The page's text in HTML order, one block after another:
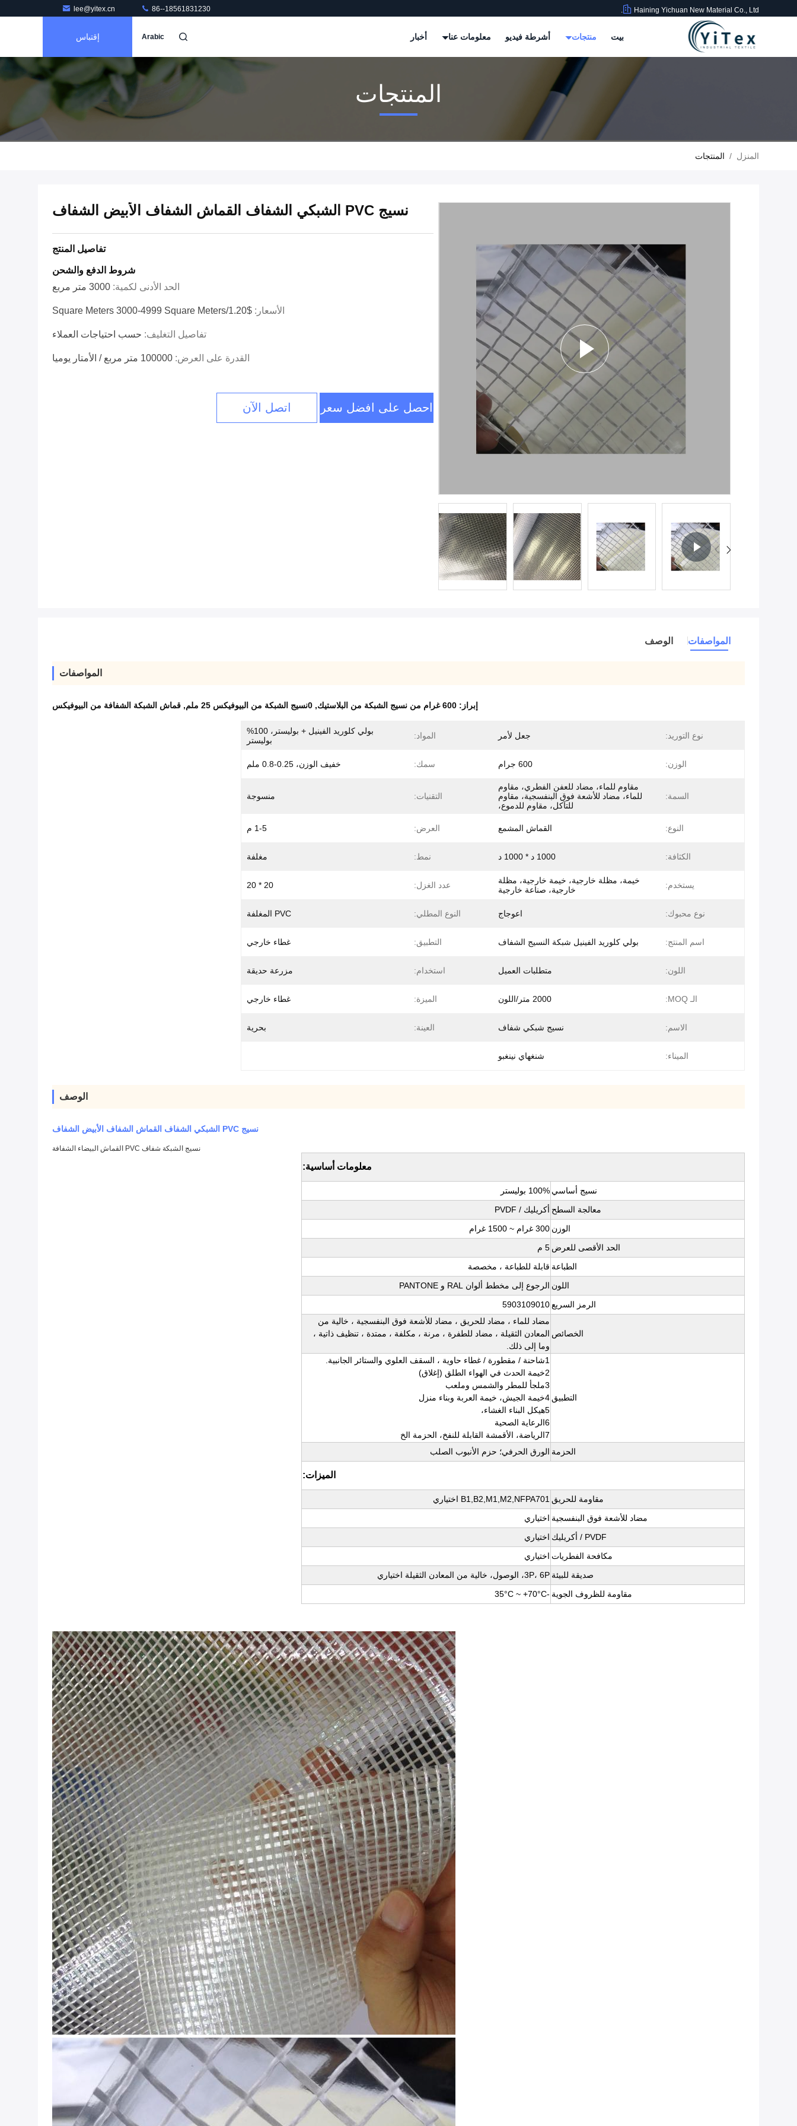
Haining Yichuan New Material Co., Ltd.
lee@yitex.cn 86--18561831230
بيت منتجات أشرطة فيديو معلومات عنا أخبار Arabic إقتباس
المنتجات
المنزل / المنتجات
نسيج PVC الشبكي الشفاف القماش الشفاف الأبيض الشفاف
تفاصيل المنتج
شروط الدفع والشحن
الحد الأدنى لكمية: 3000 متر مربع
الأسعار: $1.20/square Meters 3000-4999 Square Meters
تفاصيل التغليف: حسب احتياجات العملاء
القدرة على العرض: 100000 متر مربع / الأمتار يوميا
احصل على افضل سعر اتصل الآن
المواصفات الوصف
المواصفات
إبراز: 600 غرام من نسيج الشبكة من البلاستيك , 0نسيج الشبكة من البيوفيكس 25 ملم , قماش الشبكة الشفافة من البيوفيكس
نوع التوريد: جعل لأمر المواد:
بولي كلوريد الفينيل + بوليستر، 100%
بوليستر
الوزن: 600 جرام سمك: خفيف الوزن، 0.25-0.8 ملم
السمة:
مقاوم للماء، مضاد للعفن الفطري، مقاوم
للماء، مضاد للأشعة فوق البنفسجية، مقاوم
للتآكل، مقاوم للدموع،
التقنيات: منسوجة
النوع: القماش المشمع العرض: 1-5 م
الكثافة: 1000 د * 1000 د نمط: مغلفة
يستخدم:
خيمة، مظلة خارجية، خيمة خارجية، مظلة
خارجية، صناعة خارجية
عدد الغزل: 20 * 20
نوع محبوك: اعوجاج النوع المطلي: PVC المغلفة
اسم المنتج: بولي كلوريد الفينيل شبكة النسيج الشفاف التطبيق: غطاء خارجي
اللون: متطلبات العميل استخدام: مزرعة حديقة
الـ MOQ: 2000 متر/اللون الميزة: غطاء خارجي
الاسم: نسيج شبكي شفاف العينة: بحرية
الميناء: شنغهاي نينغبو
الوصف
نسيج PVC الشبكي الشفاف القماش الشفاف الأبيض الشفاف
نسيج الشبكة شفاف PVC القماش البيضاء الشفافة
معلومات أساسية:
نسيج أساسي 100% بوليستر
معالجة السطح أكريليك / PVDF
الوزن 300 غرام ~ 1500 غرام
الحد الأقصى للعرض 5 م
الطباعة قابلة للطباعة ، مخصصة
اللون الرجوع إلى مخطط ألوان RAL و PANTONE
الرمز السريع 5903109010
الخصائص
مضاد للماء ، مضاد للحريق ، مضاد للأشعة فوق البنفسجية ، خالية من
المعادن الثقيلة ، مضاد للطفرة ، مرنة ، مكلفة ، ممتدة ، تنظيف ذاتية ،
وما إلى ذلك.
التطبيق
1شاحنة / مقطورة / غطاء حاوية ، السقف العلوي والستائر الجانبية.
2خيمة الحدث في الهواء الطلق (إغلاق)
3ملجأ للمطر والشمس وملعب
4خيمة الجيش، خيمة العربة وبناء منزل
5هيكل البناء الغشاء،
6الرعاية الصحية
7الرياضة، الأقمشة القابلة للنفخ، الحزمة الخ
الحزمة الورق الحرفي؛ حزم الأنبوب الصلب
الميزات:
مقاومة للحريق B1,B2,M1,M2,NFPA701 اختياري
مضاد للأشعة فوق البنفسجية اختياري
PVDF / أكريليك
اختياري
مكافحة الفطريات اختياري
صديقة للبيئة 3P، 6P، الوصول، خالية من المعادن الثقيلة اختياري
مقاومة للظروف الجوية -35°C ~ +70°C